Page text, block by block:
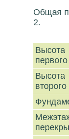
Общая
2.
Высота
Высота